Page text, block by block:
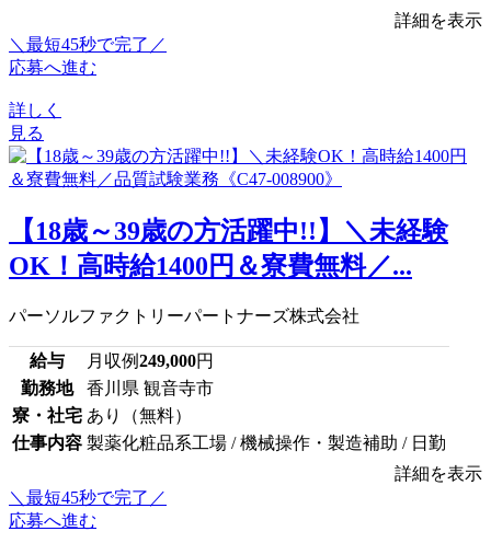
詳細を表示
＼最短45秒で完了／
応募へ進む
詳しく
見る
【18歳～39歳の方活躍中!!】＼未経験
OK！高時給1400円＆寮費無料／...
パーソルファクトリーパートナーズ株式会社
給与 月収例249,000円
勤務地
香川県 観音寺市
寮・社宅 あり（無料）
仕事内容 製薬化粧品系工場 / 機械操作・製造補助 / 日勤
詳細を表示
＼最短45秒で完了／
応募へ進む